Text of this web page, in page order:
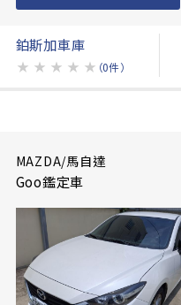
鉑斯加車庫
★ ★ ★ ★ ★ （0件）
MAZDA/馬自達
Goo鑑定車